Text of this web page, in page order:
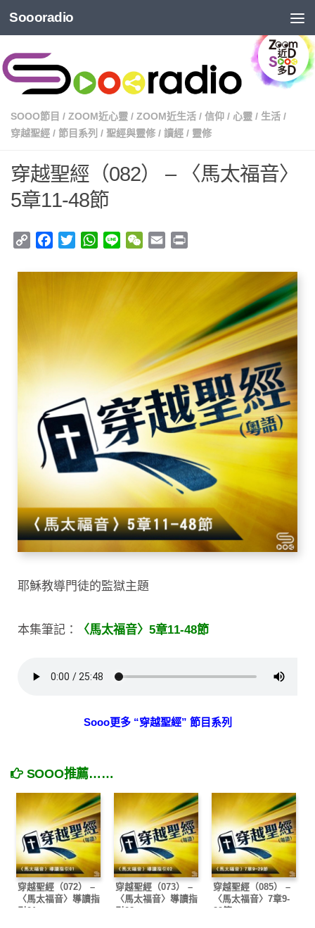
Soooradio
SOOO節目 / ZOOM近心靈 / ZOOM近生活 / 信仰 / 心靈 / 生活 /
穿越聖經 / 節目系列 / 聖經與靈修 / 讀經 / 靈修
穿越聖經（082） – 〈馬太福音〉
5章11-48節
Copy
Facebook
TwitterWhatsApp
Line WeChat
Email
耶穌教導門徒的監獄主題
本集筆記： 〈馬太福音〉5章11-48節
Sooo更多 “穿越聖經” 節目系列
SOOO推薦……
穿越聖經（072） –
〈馬太福音〉導讀指
引01
穿越聖經（073） –
〈馬太福音〉導讀指
引02
穿越聖經（085） –
〈馬太福音〉7章9-
29節